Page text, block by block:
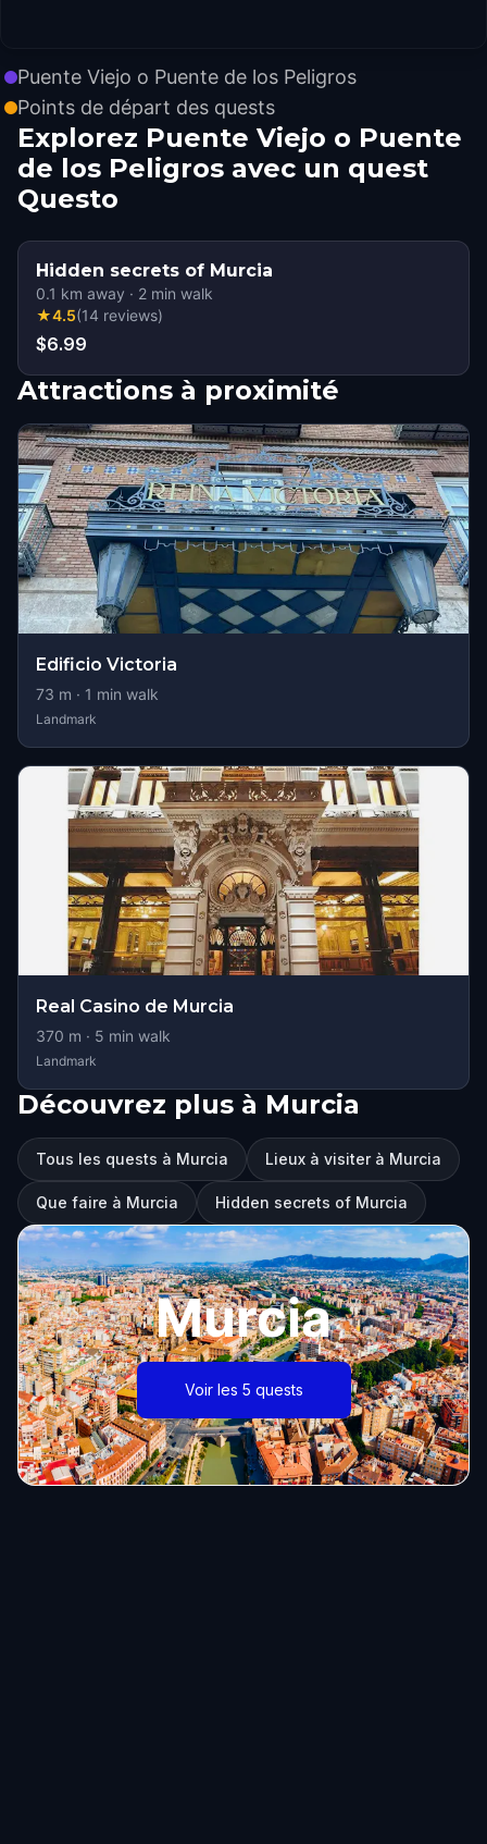
Puente Viejo o Puente de los Peligros
Points de départ des quests
Explorez Puente Viejo o Puente
de los Peligros avec un quest
Questo
Hidden secrets of Murcia
0.1 km away · 2 min walk
★4.5(14 reviews)
$6.99
Attractions à proximité
Edificio Victoria
73 m · 1 min walk
Landmark
Real Casino de Murcia
370 m · 5 min walk
Landmark
Découvrez plus à Murcia
Tous les quests à Murcia Lieux à visiter à Murcia
Que faire à Murcia Hidden secrets of Murcia
Murcia
Voir les 5 quests